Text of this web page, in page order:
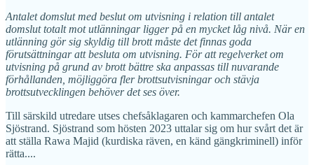
Antalet domslut med beslut om utvisning i relation till antalet
domslut totalt mot utlänningar ligger på en mycket låg nivå. När en
utlänning gör sig skyldig till brott måste det finnas goda
förutsättningar att besluta om utvisning. För att regelverket om
utvisning på grund av brott bättre ska anpassas till nuvarande
förhållanden, möjliggöra fler brottsutvisningar och stävja
brottsutvecklingen behöver det ses över.
Till särskild utredare utses chefsåklagaren och kammarchefen Ola
Sjöstrand. Sjöstrand som hösten 2023 uttalar sig om hur svårt det är
att ställa Rawa Majid (kurdiska räven, en känd gängkriminell) inför
rätta....